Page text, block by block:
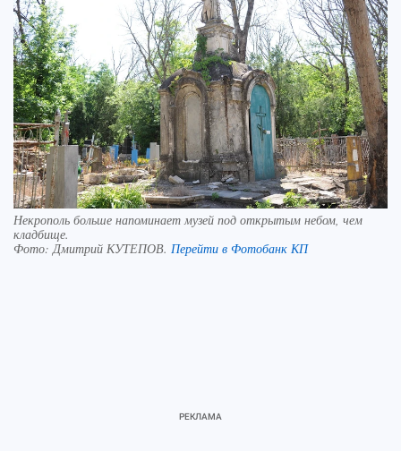
Некрополь больше напоминает музей под открытым небом, чем
кладбище.
Фото: Дмитрий КУТЕПОВ. Перейти в Фотобанк КП